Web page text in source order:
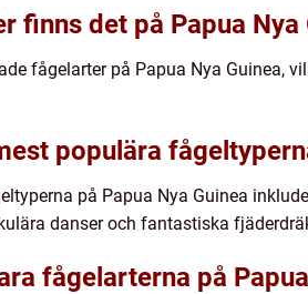
finns det på Papua Nya
fågelarter på Papua Nya Guinea,
populära
på Papua Nya Guinea
danser och fantastiska
fågelarterna på